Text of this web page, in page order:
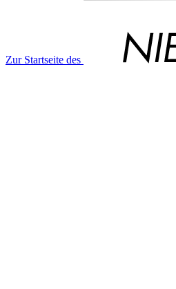
Zur Startseite des